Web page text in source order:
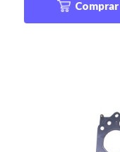
Comprar